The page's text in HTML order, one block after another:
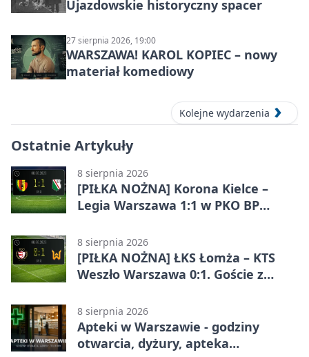
Ujazdowskie historyczny spacer
27 sierpnia 2026, 19:00
WARSZAWA! KAROL KOPIEC – nowy
materiał komediowy
Kolejne wydarzenia
Ostatnie Artykuły
8 sierpnia 2026
[PIŁKA NOŻNA] Korona Kielce –
Legia Warszawa 1:1 w PKO BP
zwycięstwo z rąk
8 sierpnia 2026
[PIŁKA NOŻNA] ŁKS Łomża – KTS
Weszło Warszawa 0:1. Goście z
w Betclic 3. Lidze Grupa 1 (Grupa I)
8 sierpnia 2026
Apteki w Warszawie - godziny
otwarcia, dyżury, apteka